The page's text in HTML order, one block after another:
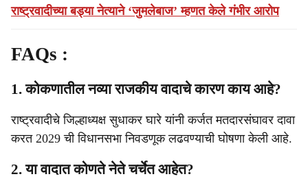
राष्ट्रवादीच्या बड्या नेत्याने ‘जुमलेबाज‌’ म्हणत केले गंभीर आरोप
FAQs :
1. कोकणातील नव्या राजकीय वादाचे कारण काय आहे?
राष्ट्रवादीचे जिल्हाध्यक्ष सुधाकर घारे यांनी कर्जत मतदारसंघावर दावा
करत 2029 ची विधानसभा निवडणूक लढवण्याची घोषणा केली आहे.
2. या वादात कोणते नेते चर्चेत आहेत?